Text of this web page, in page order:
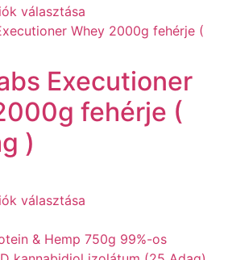
választása
Executioner
fehérje (
)
választása